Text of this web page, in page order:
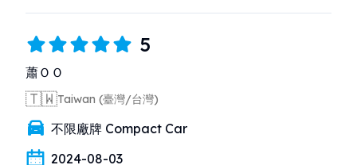
5
蕭ＯＯ
🇹🇼Taiwan (臺灣/台灣)
不限廠牌 Compact Car
2024-08-03